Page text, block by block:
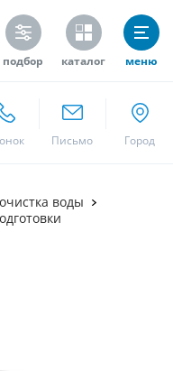
подбор каталог меню
воды